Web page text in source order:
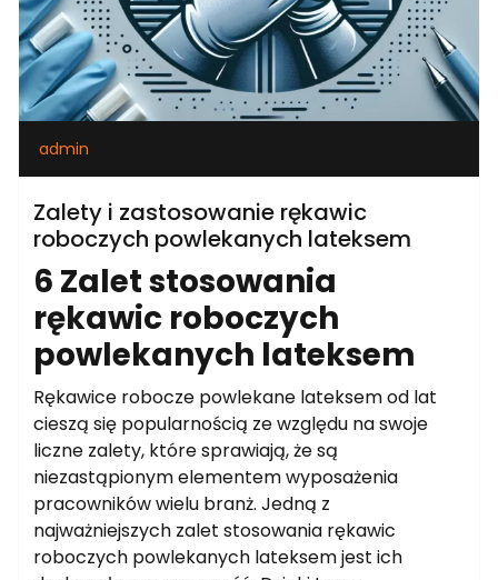
admin
Zalety i zastosowanie rękawic
roboczych powlekanych lateksem
6 Zalet stosowania
rękawic roboczych
powlekanych lateksem
Rękawice robocze powlekane lateksem od lat
cieszą się popularnością ze względu na swoje
liczne zalety, które sprawiają, że są
niezastąpionym elementem wyposażenia
pracowników wielu branż. Jedną z
najważniejszych zalet stosowania rękawic
roboczych powlekanych lateksem jest ich